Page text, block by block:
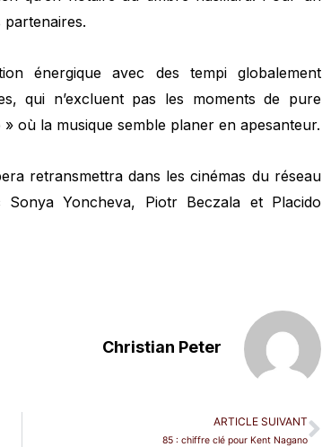
partenaires.
énergique avec des tempi globalement
qui n’excluent pas les moments de pure
où la musique semble planer en apesanteur.
retransmettra dans les cinémas du réseau
Yoncheva, Piotr Beczala et Placido
Christian Peter
ARTICLE SUIVANT
85 : chiffre clé pour Kent Nagano